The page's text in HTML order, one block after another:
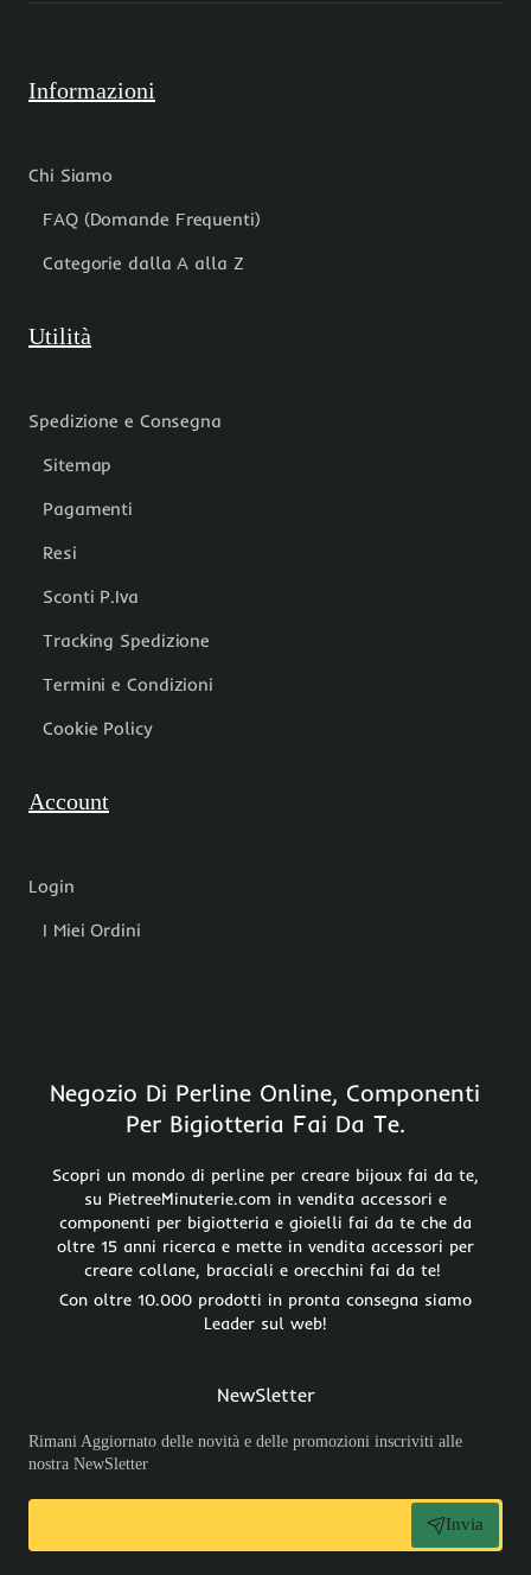
Informazioni
Chi Siamo
FAQ (Domande Frequenti)
Categorie dalla A alla Z
Utilità
Spedizione e Consegna
Sitemap
Pagamenti
Resi
Sconti P.Iva
Tracking Spedizione
Termini e Condizioni
Cookie Policy
Account
Login
I Miei Ordini
Negozio Di Perline Online, Componenti
Per Bigiotteria Fai Da Te.
Scopri un mondo di perline per creare bijoux fai da te,
su PietreeMinuterie.com in vendita accessori e
componenti per bigiotteria e gioielli fai da te che da
oltre 15 anni ricerca e mette in vendita accessori per
creare collane, bracciali e orecchini fai da te!
Con oltre 10.000 prodotti in pronta consegna siamo
Leader sul web!
NewSletter
Rimani Aggiornato delle novità e delle promozioni inscriviti alle
nostra NewSletter
Invia